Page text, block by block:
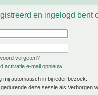
en ingelogd bent
vergeten?
activatie e-mail opnieuw
mij automatisch in bij ieder bezoek.
gedurende deze sessie als Verborgen